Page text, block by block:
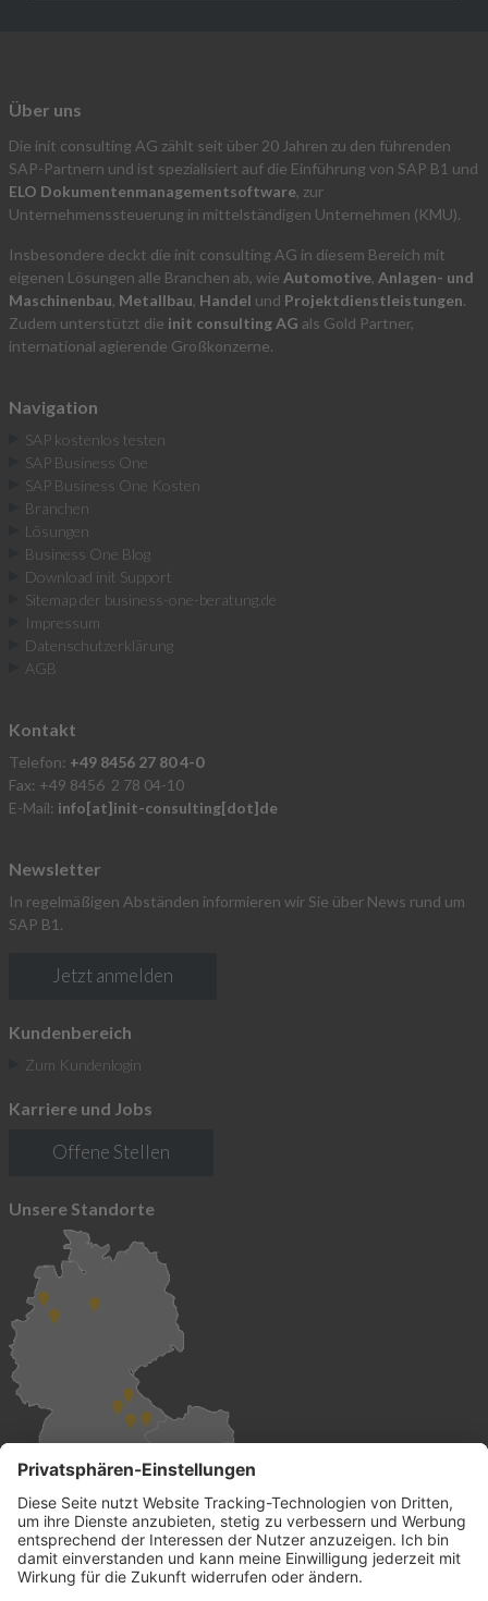
Über uns
Die init consulting AG zählt seit über 20 Jahren zu den führenden
SAP-Partnern und ist spezialisiert auf die Einführung von SAP B1 und
ELO Dokumentenmanagementsoftware, zur
Unternehmenssteuerung in mittelständigen Unternehmen (KMU).
Insbesondere deckt die init consulting AG in diesem Bereich mit
eigenen Lösungen alle Branchen ab, wie Automotive, Anlagen- und
Maschinenbau, Metallbau, Handel und Projektdienstleistungen.
Zudem unterstützt die init consulting AG als Gold Partner,
international agierende Großkonzerne.
Navigation
SAP kostenlos testen
SAP Business One
SAP Business One Kosten
Branchen
Lösungen
Business One Blog
Download init Support
Sitemap der business-one-beratung.de
Impressum
Datenschutzerklärung
AGB
Kontakt
Telefon: +49 8456 27 80 4-0
Fax: +49 8456 2 78 04-10
E-Mail: info[at]init-consulting[dot]de
Newsletter
In regelmäßigen Abständen informieren wir Sie über News rund um
SAP B1.
Jetzt anmelden
Kundenbereich
Zum Kundenlogin
Karriere und Jobs
Offene Stellen
Unsere Standorte
Global vertreten
und überall für Sie da.